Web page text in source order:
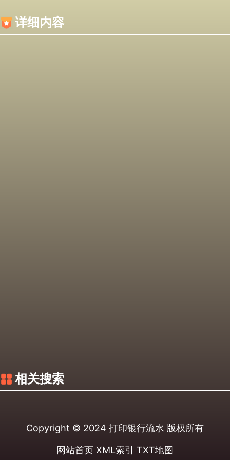
详细内容
相关搜索
Copyright © 2024 打印银行流水 版权所有
网站首页 XML索引 TXT地图